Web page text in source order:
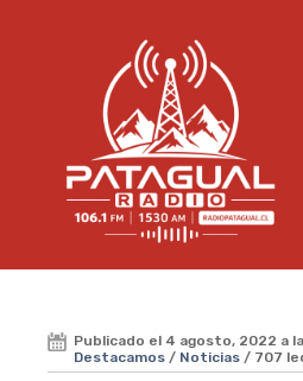
Publicado el 4 agosto, 2022 a
Destacamos / Noticias / 707